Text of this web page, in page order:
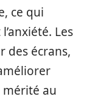
ce qui
Les
des écrans,
au